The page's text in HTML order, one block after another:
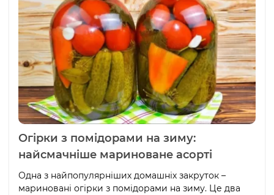
Огірки з помідорами на зиму:
найсмачніше мариноване асорті
Одна з найпопулярніших домашніх закруток –
мариновані огірки з помідорами на зиму. Це два